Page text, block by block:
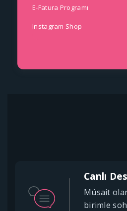
E-Fatura Programı
Instagram Shop
Canlı
Müsait
birimle